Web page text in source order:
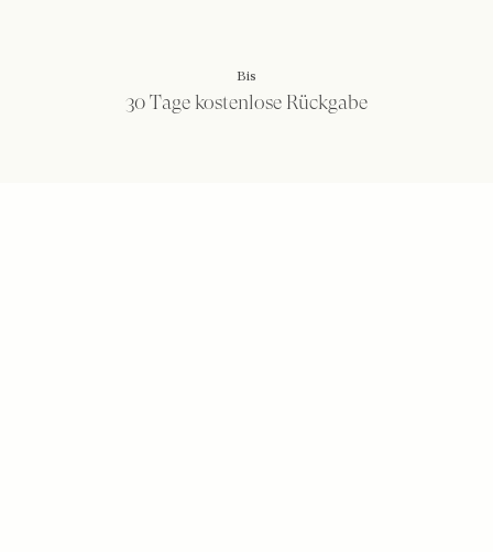
Bis
30 Tage kostenlose Rückgabe